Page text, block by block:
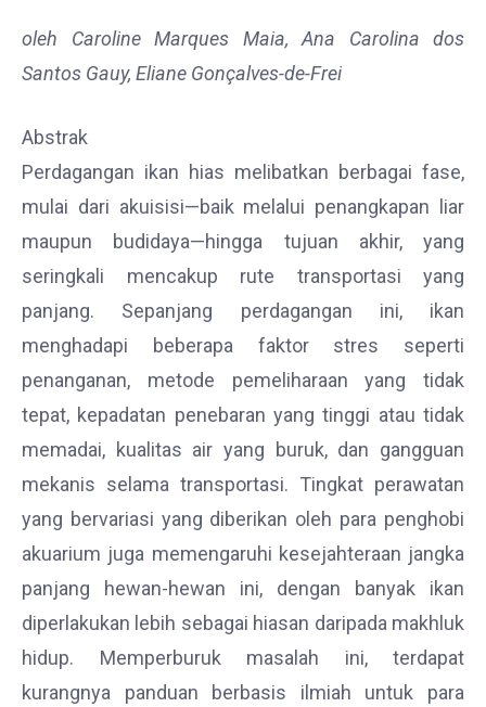
oleh Caroline Marques Maia, Ana Carolina dos
Santos Gauy, Eliane Gonçalves-de-Frei
Abstrak
Perdagangan ikan hias melibatkan berbagai fase,
mulai dari akuisisi—baik melalui penangkapan liar
maupun budidaya—hingga tujuan akhir, yang
seringkali mencakup rute transportasi yang
panjang. Sepanjang perdagangan ini, ikan
menghadapi beberapa faktor stres seperti
penanganan, metode pemeliharaan yang tidak
tepat, kepadatan penebaran yang tinggi atau tidak
memadai, kualitas air yang buruk, dan gangguan
mekanis selama transportasi. Tingkat perawatan
yang bervariasi yang diberikan oleh para penghobi
akuarium juga memengaruhi kesejahteraan jangka
panjang hewan-hewan ini, dengan banyak ikan
diperlakukan lebih sebagai hiasan daripada makhluk
hidup. Memperburuk masalah ini, terdapat
kurangnya panduan berbasis ilmiah untuk para